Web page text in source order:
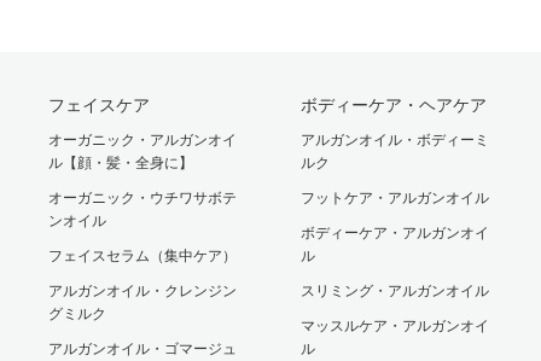
フェイスケア
オーガニック・アルガンオイ
ル【顔・髪・全身に】
オーガニック・ウチワサボテ
ンオイル
フェイスセラム（集中ケア）
アルガンオイル・クレンジン
グミルク
アルガンオイル・ゴマージュ
ボディーケア・ヘアケア
アルガンオイル・ボディーミ
ルク
フットケア・アルガンオイル
ボディーケア・アルガンオイ
ル
スリミング・アルガンオイル
マッスルケア・アルガンオイ
ル